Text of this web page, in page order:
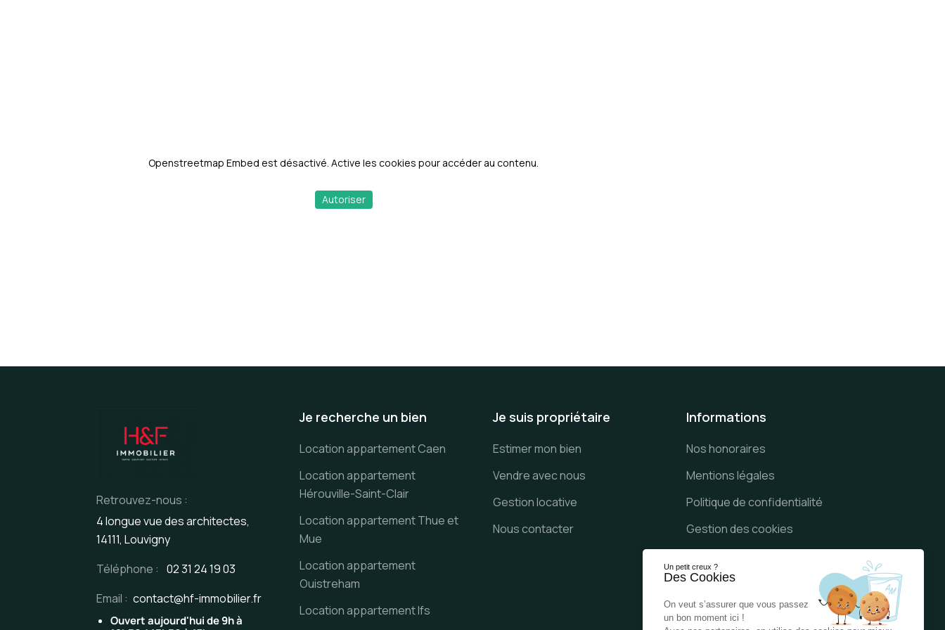
Openstreetmap Embed est désactivé. Active les cookies pour accéder au contenu.
Autoriser
Retrouvez-nous :
4 longue vue des architectes,
14111, Louvigny
Téléphone : 02 31 24 19 03
Email : contact@hf-immobilier.fr
Ouvert aujourd'hui de 9h à
Je recherche un bien
Location appartement Caen
Location appartement
Hérouville-Saint-Clair
Location appartement Thue et
Mue
Location appartement
Ouistreham
Location appartement Ifs
Je suis propriétaire
Estimer mon bien
Vendre avec nous
Gestion locative
Nous contacter
Informations
Nos honoraires
Mentions légales
Politique de confidentialité
Gestion des cookies
Un petit creux ?
Des Cookies
On veut s’assurer que vous passez
un bon moment ici !